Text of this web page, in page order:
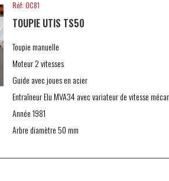
Réf: OC81
TOUPIE UTIS TS50
Toupie manuelle
Moteur 2 vitesses
Guide avec joues en acier
Entraîneur Elu MVA34 avec variateur de vitesse
Année 1981
Arbre diamètre 50 mm